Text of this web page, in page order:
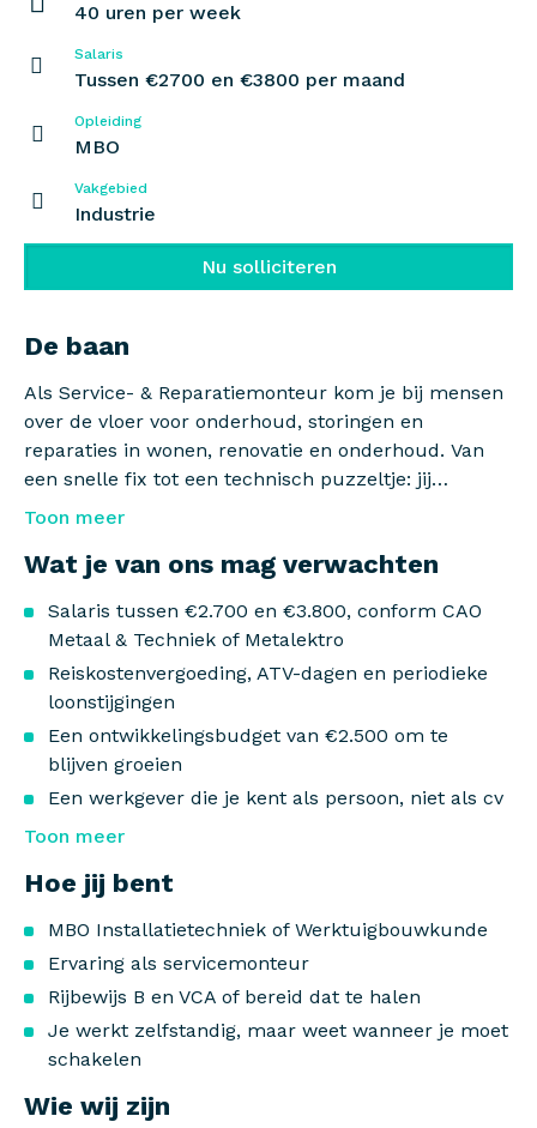
40 uren per week
Salaris
Tussen €2700 en €3800 per maand
Opleiding
MBO
Vakgebied
Industrie
Nu solliciteren
De baan
Als Service- & Reparatiemonteur kom je bij mensen
over de vloer voor onderhoud, storingen en
reparaties in wonen, renovatie en onderhoud. Van
een snelle fix tot een technisch puzzeltje: jij
beoordeelt de situatie en zoekt naar een passende
Toon meer
Wat je van ons mag verwachten
Salaris tussen €2.700 en €3.800, conform CAO
Metaal & Techniek of Metalektro
Reiskostenvergoeding, ATV-dagen en periodieke
loonstijgingen
Een ontwikkelingsbudget van €2.500 om te
blijven groeien
Een werkgever die je kent als persoon, niet als cv
Toon meer
Hoe jij bent
MBO Installatietechniek of Werktuigbouwkunde
Ervaring als servicemonteur
Rijbewijs B en VCA of bereid dat te halen
Je werkt zelfstandig, maar weet wanneer je moet
schakelen
Wie wij zijn